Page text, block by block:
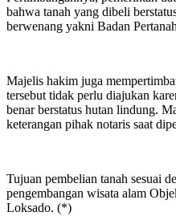
bahwa tanah yang dibeli
berwenang yakni Badan
Majelis hakim juga
tersebut tidak perlu diajukan
benar berstatus hutan lindung.
keterangan pihak notaris saat
Tujuan pembelian tanah sesuai
pengembangan wisata alam
Loksado. (*)